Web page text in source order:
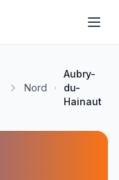
Nord
Aubry-
du-
Hainaut